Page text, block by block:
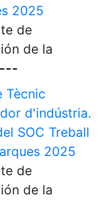
2025
de
de la
---
Tècnic
d'indústria.
SOC Treball
2025
de
de la